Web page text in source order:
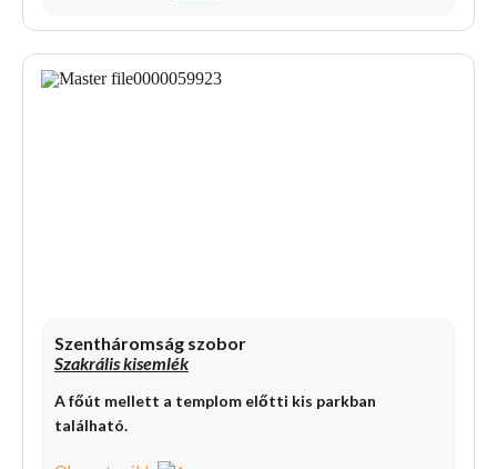
Szentháromság szobor
Szakrális kisemlék
A főút mellett a templom előtti kis parkban
található.